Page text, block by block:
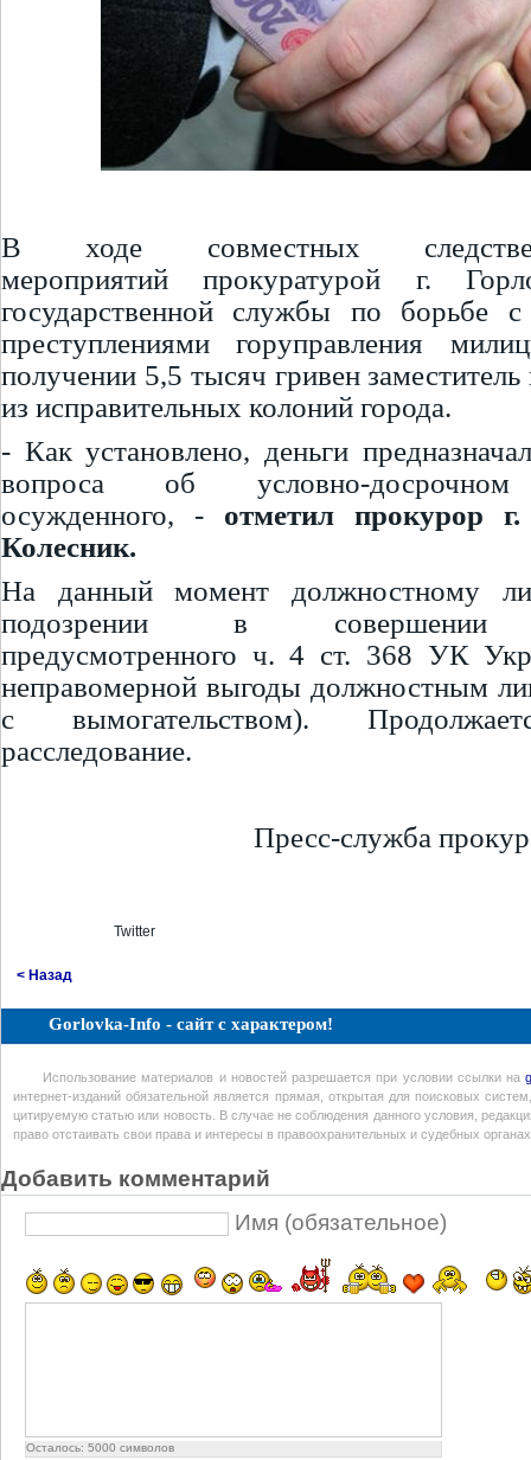
В ходе совместных
мероприятий прокуратурой г.
государственной службы по борьбе с
преступлениями горуправления
получении 5,5 тысяч гривен
из исправительных колоний города.
- Как установлено, деньги
вопроса об условно-досрочном
осужденного, - отметил прокурор
Колесник.
На данный момент должностному
подозрении в совершении
предусмотренного ч. 4 ст. 368 УК
неправомерной выгоды должностным
с вымогательством).
расследование.
Пресс-служба
Twitter
< Назад
Gorlovka-Info - сайт с характером!
Использование материалов и новостей разрешается при условии ссылки на
интернет-изданий обязательной является прямая, открытая для поисковых
цитируемую статью или новость. В случае не соблюдения данного условия,
право отстаивать свои права и интересы в правоохранительных и судебных
Добавить комментарий
Имя (обязательное)
Осталось: 5000 символов